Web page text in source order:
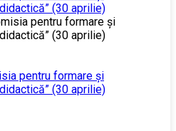
(30 aprilie)
pentru formare și
(30 aprilie)